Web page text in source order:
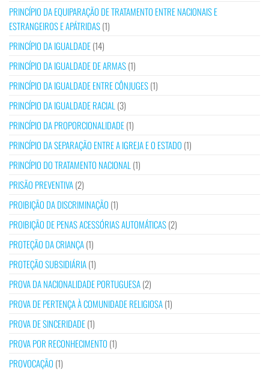
PRINCÍPIO DA EQUIPARAÇÃO DE TRATAMENTO ENTRE NACIONAIS E
ESTRANGEIROS E APÁTRIDAS(1)
PRINCÍPIO DA IGUALDADE(14)
PRINCÍPIO DA IGUALDADE DE ARMAS(1)
PRINCÍPIO DA IGUALDADE ENTRE CÔNJUGES(1)
PRINCÍPIO DA IGUALDADE RACIAL (3)
PRINCÍPIO DA PROPORCIONALIDADE(1)
PRINCÍPIO DA SEPARAÇÃO ENTRE A IGREJA E O ESTADO (1)
PRINCÍPIO DO TRATAMENTO NACIONAL (1)
PRISÃO PREVENTIVA(2)
PROIBIÇÃO DA DISCRIMINAÇÃO (1)
PROIBIÇÃO DE PENAS ACESSÓRIAS AUTOMÁTICAS(2)
PROTEÇÃO DA CRIANÇA(1)
PROTEÇÃO SUBSIDIÁRIA(1)
PROVA DA NACIONALIDADE PORTUGUESA(2)
PROVA DE PERTENÇA À COMUNIDADE RELIGIOSA(1)
PROVA DE SINCERIDADE(1)
PROVA POR RECONHECIMENTO (1)
PROVOCAÇÃO (1)